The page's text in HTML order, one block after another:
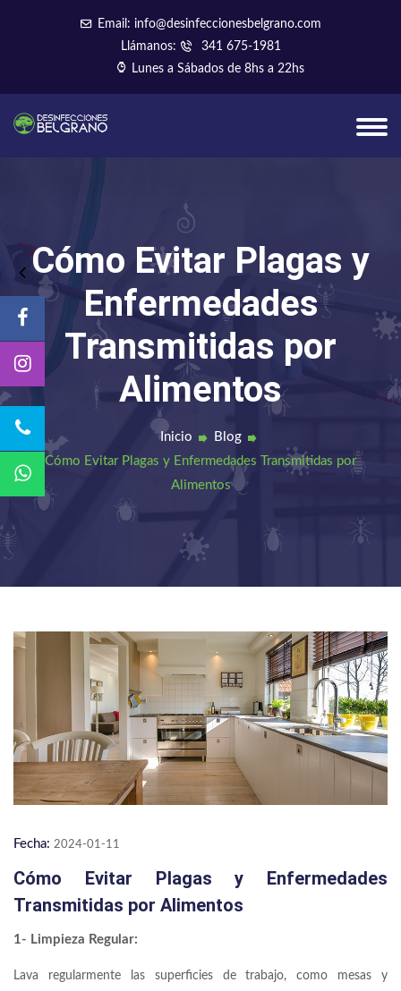
Email: info@desinfeccionesbelgrano.com
Llámanos:
341 675-1981
Lunes a Sábados de 8hs a 22hs
Cómo Evitar Plagas y
Enfermedades
Transmitidas por
Alimentos
Inicio
Blog
Cómo Evitar Plagas y Enfermedades Transmitidas por
Alimentos
Fecha: 2024-01-11
Cómo Evitar Plagas y Enfermedades
Transmitidas por Alimentos
1- Limpieza Regular:
Lava regularmente las superficies de trabajo, como mesas y